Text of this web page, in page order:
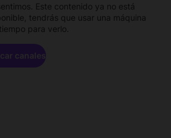
Este contenido ya no está
tendrás que usar una máquina
para verlo.
canales